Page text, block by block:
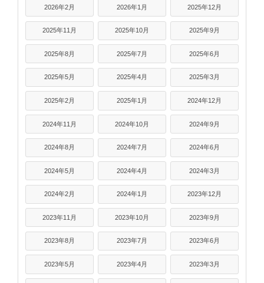
2026年2月 2026年1月 2025年12月
2025年11月 2025年10月 2025年9月
2025年8月 2025年7月 2025年6月
2025年5月 2025年4月 2025年3月
2025年2月 2025年1月 2024年12月
2024年11月 2024年10月 2024年9月
2024年8月 2024年7月 2024年6月
2024年5月 2024年4月 2024年3月
2024年2月 2024年1月 2023年12月
2023年11月 2023年10月 2023年9月
2023年8月 2023年7月 2023年6月
2023年5月 2023年4月 2023年3月